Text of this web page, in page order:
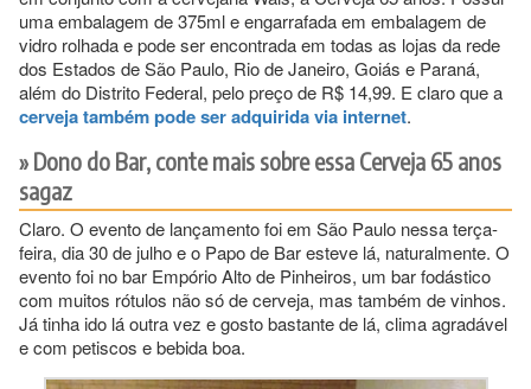
uma embalagem de 375ml e engarrafada em embalagem de
vidro rolhada e pode ser encontrada em todas as lojas da rede
dos Estados de São Paulo, Rio de Janeiro, Goiás e Paraná,
além do Distrito Federal, pelo preço de R$ 14,99. E claro que a
cerveja também pode ser adquirida via internet.
Dono do Bar, conte mais sobre essa Cerveja 65 anos
sagaz
Claro. O evento de lançamento foi em São Paulo nessa terça-
feira, dia 30 de julho e o Papo de Bar esteve lá, naturalmente. O
evento foi no bar Empório Alto de Pinheiros, um bar fodástico
com muitos rótulos não só de cerveja, mas também de vinhos.
Já tinha ido lá outra vez e gosto bastante de lá, clima agradável
e com petiscos e bebida boa.